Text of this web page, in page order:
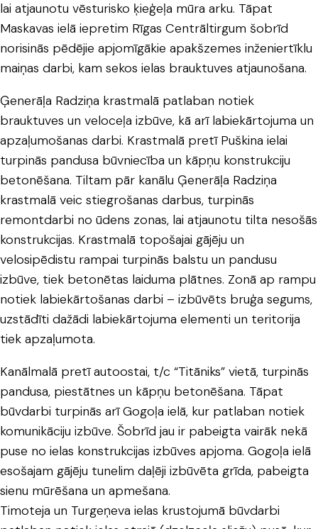
lai atjaunotu vēsturisko ķieģeļa mūra arku. Tāpat
Maskavas ielā iepretim Rīgas Centrāltirgum šobrīd
norisinās pēdējie apjomīgākie apakšzemes inženiertīklu
maiņas darbi, kam sekos ielas brauktuves atjaunošana.
Ģenerāļa Radziņa krastmalā patlaban notiek
brauktuves un veloceļa izbūve, kā arī labiekārtojuma un
apzaļumošanas darbi. Krastmalā pretī Puškina ielai
turpinās pandusa būvniecība un kāpņu konstrukciju
betonēšana. Tiltam pār kanālu Ģenerāļa Radziņa
krastmalā veic stiegrošanas darbus, turpinās
remontdarbi no ūdens zonas, lai atjaunotu tilta nesošās
konstrukcijas. Krastmalā topošajai gājēju un
velosipēdistu rampai turpinās balstu un pandusu
izbūve, tiek betonētas laiduma plātnes. Zonā ap rampu
notiek labiekārtošanas darbi – izbūvēts bruģa segums,
uzstādīti dažādi labiekārtojuma elementi un teritorija
tiek apzaļumota.
Kanālmalā pretī autoostai, t/c “Titāniks” vietā, turpinās
pandusa, piestātnes un kāpņu betonēšana. Tāpat
būvdarbi turpinās arī Gogoļa ielā, kur patlaban notiek
komunikāciju izbūve. Šobrīd jau ir pabeigta vairāk nekā
puse no ielas konstrukcijas izbūves apjoma. Gogoļa ielā
esošajam gājēju tunelim daļēji izbūvēta grīda, pabeigta
sienu mūrēšana un apmešana.
Timoteja un Turgeņeva ielas krustojumā būvdarbi